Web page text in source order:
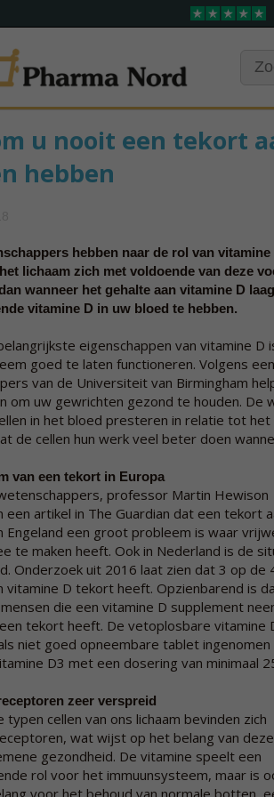
u nooit een tekort
hebben
hebben naar de rol van
lichaam zich met voldoende van deze
wanneer het gehalte aan vitamine D
vitamine D in uw bloed te hebben.
eigenschappen van vitamine
goed te laten functioneren. Volgens
van de Universiteit van Birmingham
om uw gewrichten gezond te houden. De
in het bloed presteren in relatie tot het
de cellen hun werk veel beter doen
van een tekort in Europa
professor Martin Hewison
een artikel in The Guardian dat een tekort
Engeland een groot probleem is waar
te maken heeft. Ook in Nederland is de
Onderzoek uit 2016 laat zien dat 3 op de
vitamine D tekort heeft. Opzienbarend is
die een vitamine D supplement
tekort heeft. De vetoplosbare vitamine
niet goed opneembare tablet ingenomen
D3 met een dosering van minimaal
zeer verspreid
typen cellen van ons lichaam bevinden zich
wat wijst op het belang van
gezondheid. De vitamine speelt een
rol voor het immuunsysteem, maar is
voor het behoud van normale botten,